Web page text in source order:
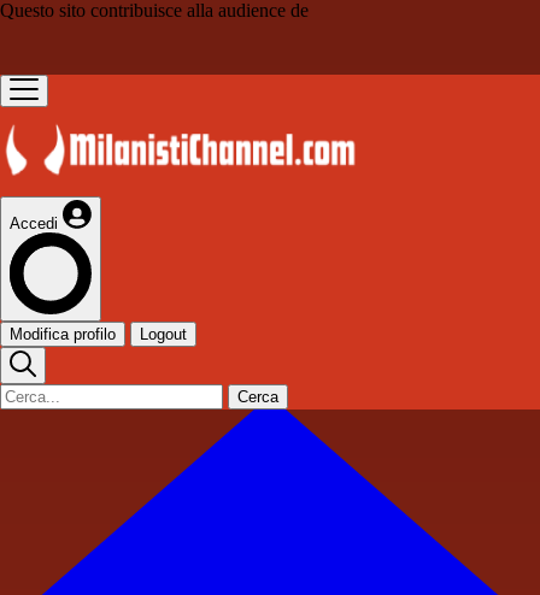
Questo sito contribuisce alla audience de
Accedi
Modifica profilo Logout
Cerca